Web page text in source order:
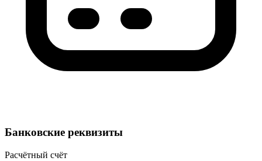
Банковские реквизиты
Расчётный счёт